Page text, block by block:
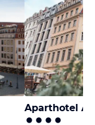
Aparthotel